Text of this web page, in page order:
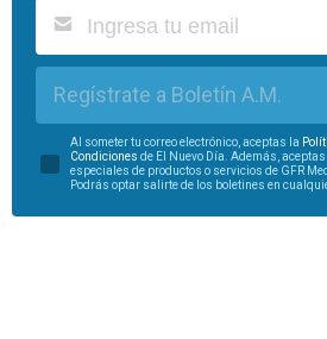
Regístrate a Boletín A.M.
Al someter tu correo electrónico, aceptas la
Condiciones de El Nuevo Día. Además,
especiales de productos o servicios de GFR
Podrás optar salirte de los boletines en